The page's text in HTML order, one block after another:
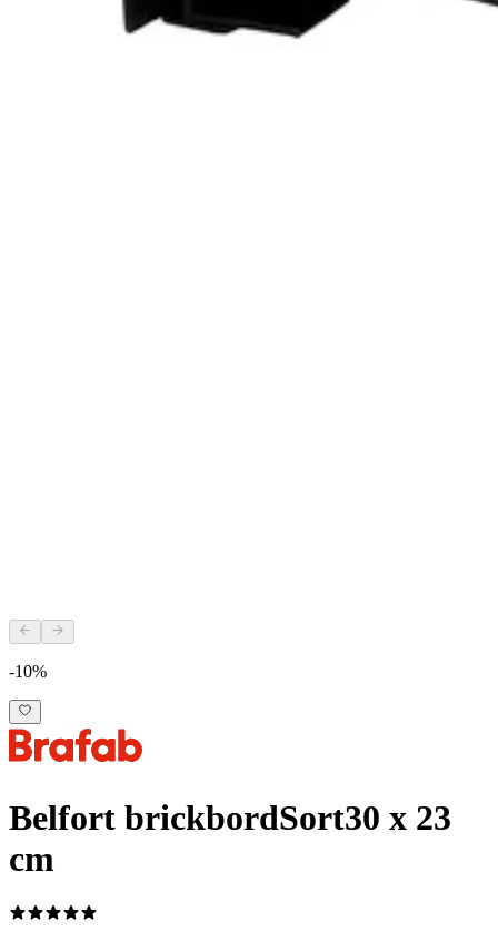
-10%
Belfort brickbordSort30 x 23
cm